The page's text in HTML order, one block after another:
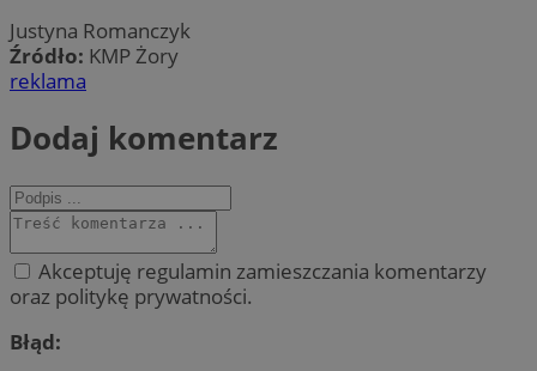
Justyna Romanczyk
Źródło: KMP Żory
reklama
Dodaj komentarz
Akceptuję regulamin zamieszczania komentarzy
oraz politykę prywatności.
Błąd: